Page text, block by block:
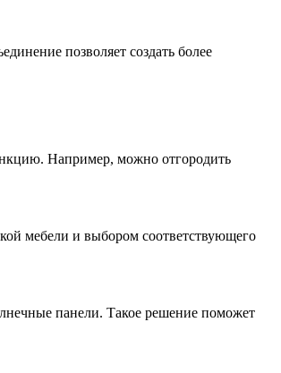
позволяет создать более
Например, можно отгородить
мебели и выбором соответствующего
панели. Такое решение поможет